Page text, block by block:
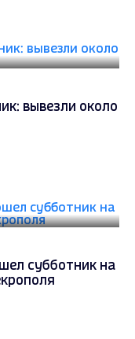
вывезли около
субботник на